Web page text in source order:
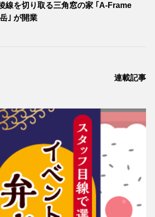
線を切り取る三角窓の家 ｢A-Frame
｣ が開業
連載記事